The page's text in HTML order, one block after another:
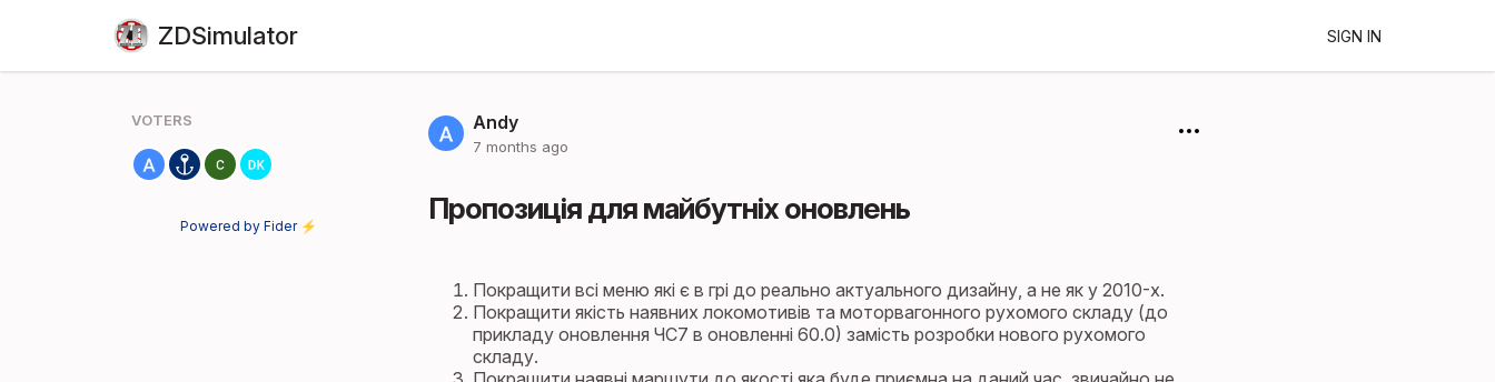
ZDSimulator SIGN IN
Andy
7 months ago
Пропозиція для майбутніх оновлень
Покращити всі меню які є в грі до реально актуального дизайну, а не як у 2010-х.
Покращити якість наявних локомотивів та моторвагонного рухомого складу (до
прикладу оновлення ЧС7 в оновленні 60.0) замість розробки нового рухомого
складу.
VOTERS
Powered by Fider ⚡